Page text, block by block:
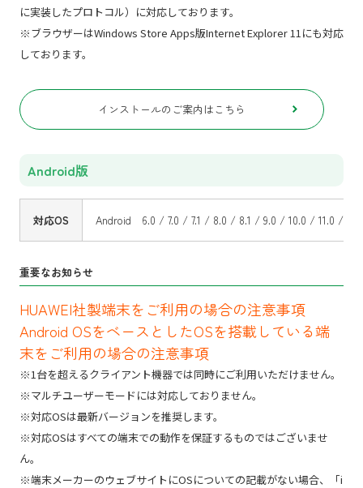
に実装したプロトコル）に対応しております。
※ブラウザーはWindows Store Apps版Internet Explorer 11にも対応
しております。
インストールのご案内はこちら
Android版
対応OS Android 6.0 / 7.0 / 7.1 / 8.0 / 8.1 / 9.0 / 10.0 / 11.0 / 12.0
重要なお知らせ
HUAWEI社製端末をご利用の場合の注意事項
Android OSをベースとしたOSを搭載している端
末をご利用の場合の注意事項
※1台を超えるクライアント機器では同時にご利用いただけません。
※マルチユーザーモードには対応しておりません。
※対応OSは最新バージョンを推奨します。
※対応OSはすべての端末での動作を保証するものではございませ
ん。
※端末メーカーのウェブサイトにOSについての記載がない場合、「i